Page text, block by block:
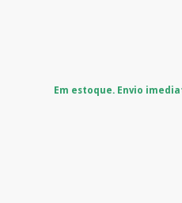
Em estoque. Envio